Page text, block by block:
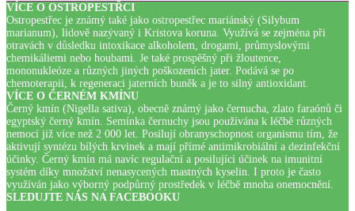
VÍCE O OSTROPESTŘCI
Ostropestřec je známý také jako ostropestřec mariánský (Silybum
marianum), lidově nazývaný i Kristova koruna. Využívá se zejména při
otravách v důsledku intoxikace alkoholem, drogami, průmyslovými
chemikáliemi nebo houbami. Je také prospěšný při žloutence,
mononukleóze a různých jiných poškozeních jater. Podává se po
chemoterapii, k regeneraci jaterních buněk a je to silný antioxidant.
VÍCE O ČERNÉM KMÍNU
Černý kmín (Nigella sativa), obecně známý jako černucha, zlato faraónů či
egyptský černý kmín. Semínka černuchy jsou používána k léčbě různých
nemocí již více než 2 000 let. Posilují obranyschopnost organismu tím, že
aktivují syntézu bílých krvinek a mají přímé antimikrobiální a dezinfekční
účinky. Černý kmín má navíc regulační a posilující účinek na imunitní
systém díky množství nenasycených mastných kyselin. I proto je často
využíván jako výborný podpůrný prostředek v léčbě mnoha onemocnění.
SLEDUJTE NÁS NA FACEBOOKU